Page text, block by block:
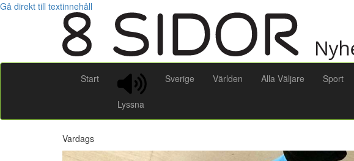
Gå direkt till textinnehåll
Start
Lyssna
Sverige Världen Alla Väljare Sport
Vardags